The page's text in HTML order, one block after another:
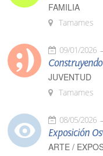
FAMILIA
Tamames
09/01/2026
JUVENTUD
Tamames
08/05/2026
Exposición
ARTE /